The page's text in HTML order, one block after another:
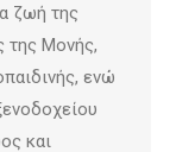
ζωή της
της Μονής,
ενώ
και